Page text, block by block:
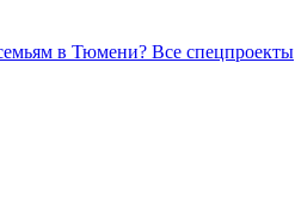
Все спецпроекты